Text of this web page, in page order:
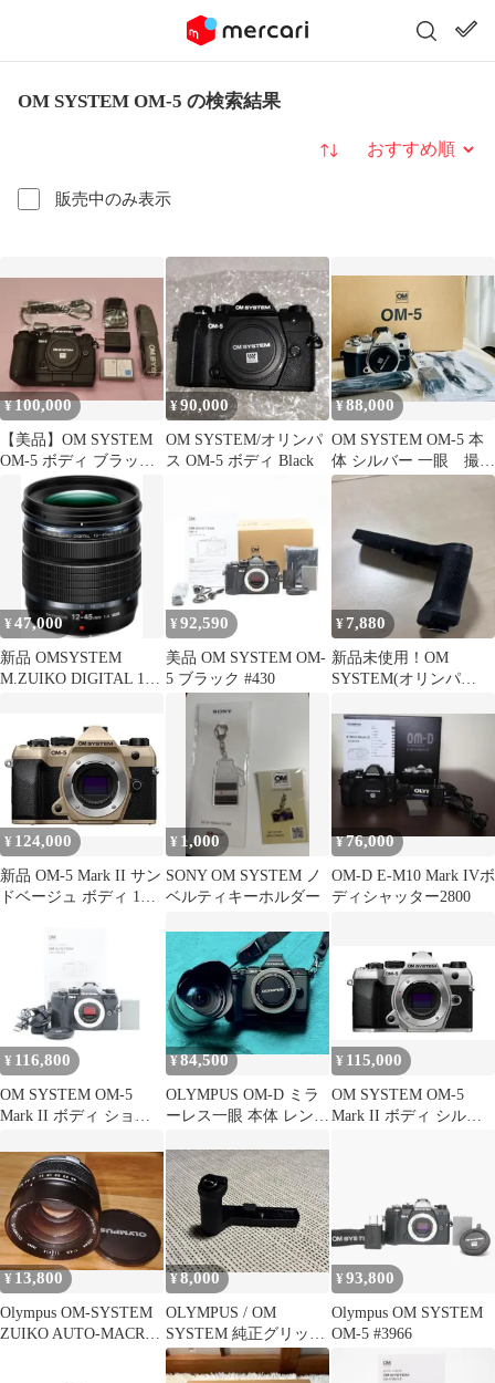
OM SYSTEM OM-5 の検索結果
販売中のみ表示
並び替え
¥100,000
【美品】OM SYSTEM
OM-5 ボディ ブラック
フラッシュ・グリップ
¥90,000
OM SYSTEM/オリンパ
ス OM-5 ボディ Black
¥ 88,000
OM SYSTEM OM-5 本
体 シルバー 一眼 撮影
枚数1100枚
¥47,000
新品 OMSYSTEM
M.ZUIKO DIGITAL 12-
¥ 92,590
美品 OM SYSTEM OM-
5 ブラック #430
¥7,880
新品未使用！OM
SYSTEM(オリンパ
ECG-5
¥ 124,000
新品 OM-5 Mark II サン
ドベージュ ボディ 1年
¥ 1,000
SONY OM SYSTEM ノ
ベルティキーホルダー
¥76,000
OM-D E-M10 Mark IVボ
ディシャッター2800
¥ 116,800
OM SYSTEM OM-5
Mark II ボディ ショッ
¥84,500
OLYMPUS OM-D ミラ
ーレス一眼 本体 レンズ
¥ 115,000
OM SYSTEM OM-5
Mark II ボディ シルバ
¥ 13,800
Olympus OM-SYSTEM
ZUIKO AUTO-MACRO
¥8,000
OLYMPUS / OM
SYSTEM 純正グリップ
ECG‑5 ほぼ未使用
¥93,800
Olympus OM SYSTEM
OM-5 #3966